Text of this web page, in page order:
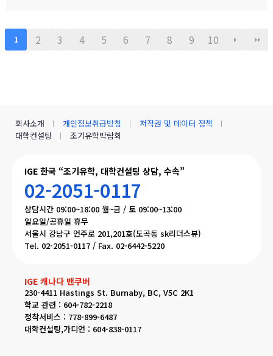
1 2 3 4 5 6 7 8 9 10
IGE 한국 “조기유학, 대학컨설팅 상담, 수속”
02-2051-0117
상담시간 09:00~18:00 월~금 / 토 09:00~13:00
일요일/공휴일 휴무
서울시 강남구 언주로 201,201호(도곡동 sk리더스뷰)
Tel. 02-2051-0117 / Fax. 02-6442-5220
IGE 캐나다 밴쿠버
230-4411 Hastings St. Burnaby, BC, V5C 2K1
학교 관련 : 604-782-2218
정착서비스 : 778-899-6487
대학컨설팅,가디언 : 604-838-0117
회사소개 개인정보취급방침
저작권 및 데이터 정책
대학컨설팅
조기유학박람회